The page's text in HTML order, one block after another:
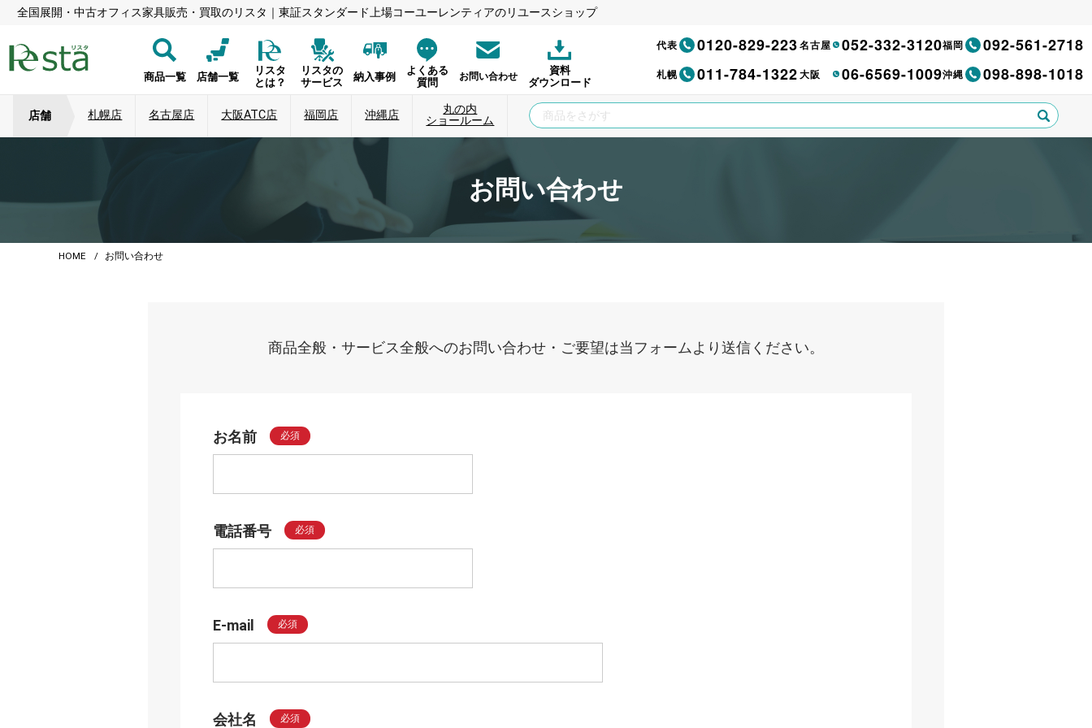
全国展開・中古オフィス家具販売・買取のリスタ｜東証スタンダード上場コーユーレンティアのリユースショップ
商品一覧 店舗一覧
リスタ
とは？
リスタの
サービス
納入事例
よくある
質問
お問い合わせ
資料
ダウンロード
代表 0120-829-223名古屋 052-332-3120福岡 092-561-2718
札幌 011-784-1322大阪 06-6569-1009沖縄 098-898-1018
店舗 札幌店 名古屋店 大阪ATC店 福岡店 沖縄店
丸の内
ショールーム
お問い合わせ
HOME お問い合わせ
商品全般・サービス全般へのお問い合わせ・ご要望は当フォームより送信ください。
お名前 必須
電話番号 必須
E-mail 必須
会社名 必須